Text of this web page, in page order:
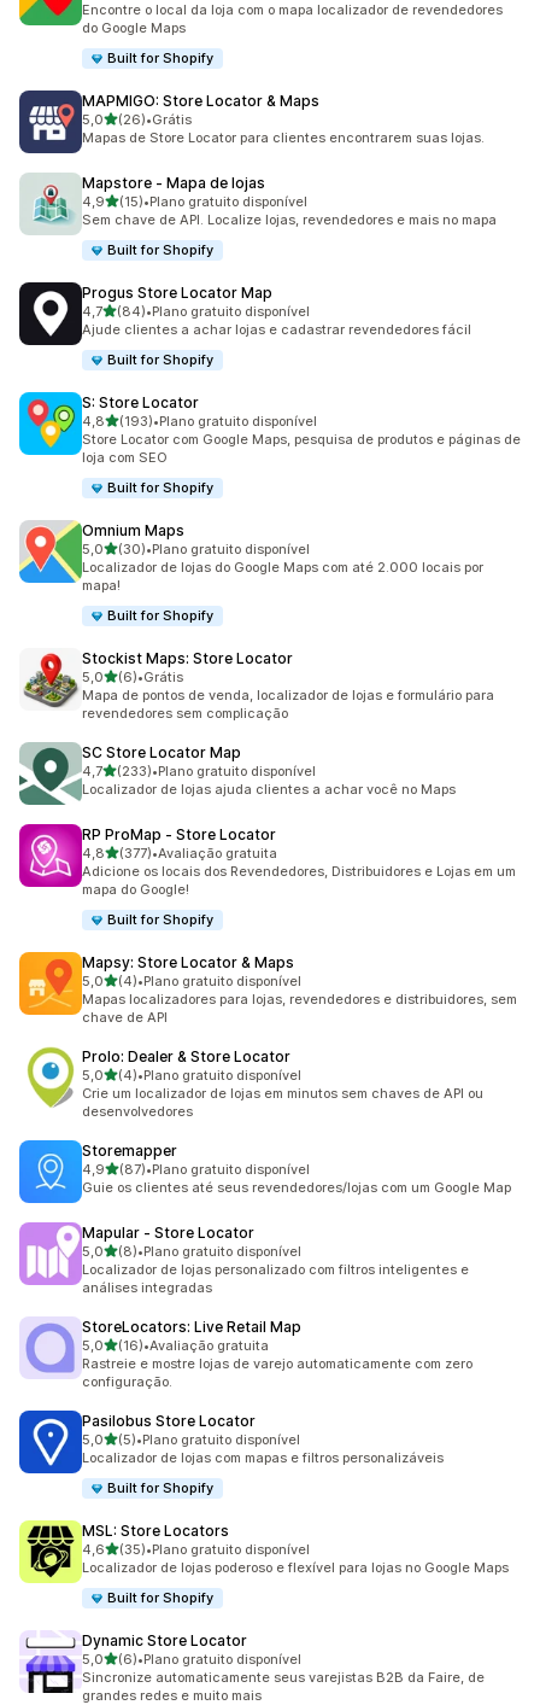
Encontre o local da loja com o mapa localizador de revendedores
do Google Maps
Built for Shopify
MAPMIGO: Store Locator & Maps
5,0de 5 estrelas
(26)
26 avaliações ao todo
•Grátis
Mapas de Store Locator para clientes encontrarem suas lojas.
Mapstore ‑ Mapa de lojas
4,9de 5 estrelas
(15)
15 avaliações ao todo
•Plano gratuito disponível
Sem chave de API. Localize lojas, revendedores e mais no mapa
Built for Shopify
Progus Store Locator Map
4,7de 5 estrelas
(84)
84 avaliações ao todo
•Plano gratuito disponível
Ajude clientes a achar lojas e cadastrar revendedores fácil
Built for Shopify
S: Store Locator
4,8de 5 estrelas
(193)
193 avaliações ao todo
•Plano gratuito disponível
Store Locator com Google Maps, pesquisa de produtos e páginas de
loja com SEO
Built for Shopify
Omnium Maps
5,0de 5 estrelas
(30)
30 avaliações ao todo
•Plano gratuito disponível
Localizador de lojas do Google Maps com até 2.000 locais por
mapa!
Built for Shopify
Stockist Maps: Store Locator
5,0de 5 estrelas
(6)
6 avaliações ao todo
•Grátis
Mapa de pontos de venda, localizador de lojas e formulário para
revendedores sem complicação
SC Store Locator Map
4,7de 5 estrelas
(233)
233 avaliações ao todo
•Plano gratuito disponível
Localizador de lojas ajuda clientes a achar você no Maps
RP ProMap ‑ Store Locator
4,8de 5 estrelas
(377)
377 avaliações ao todo
•Avaliação gratuita
Adicione os locais dos Revendedores, Distribuidores e Lojas em um
mapa do Google!
Built for Shopify
Mapsy: Store Locator & Maps
5,0de 5 estrelas
(4)
4 avaliações ao todo
•Plano gratuito disponível
Mapas localizadores para lojas, revendedores e distribuidores, sem
chave de API
Prolo: Dealer & Store Locator
5,0de 5 estrelas
(4)
4 avaliações ao todo
•Plano gratuito disponível
Crie um localizador de lojas em minutos sem chaves de API ou
desenvolvedores
Storemapper
4,9de 5 estrelas
(87)
87 avaliações ao todo
•Plano gratuito disponível
Guie os clientes até seus revendedores/lojas com um Google Map
Mapular ‑ Store Locator
5,0de 5 estrelas
(8)
8 avaliações ao todo
•Plano gratuito disponível
Localizador de lojas personalizado com filtros inteligentes e
análises integradas
StoreLocators: Live Retail Map
5,0de 5 estrelas
(16)
16 avaliações ao todo
•Avaliação gratuita
Rastreie e mostre lojas de varejo automaticamente com zero
configuração.
Pasilobus Store Locator
5,0de 5 estrelas
(5)
5 avaliações ao todo
•Plano gratuito disponível
Localizador de lojas com mapas e filtros personalizáveis
Built for Shopify
MSL: Store Locators
4,6de 5 estrelas
(35)
35 avaliações ao todo
•Plano gratuito disponível
Localizador de lojas poderoso e flexível para lojas no Google Maps
Built for Shopify
Dynamic Store Locator
5,0de 5 estrelas
(6)
6 avaliações ao todo
•Plano gratuito disponível
Sincronize automaticamente seus varejistas B2B da Faire, de
grandes redes e muito mais